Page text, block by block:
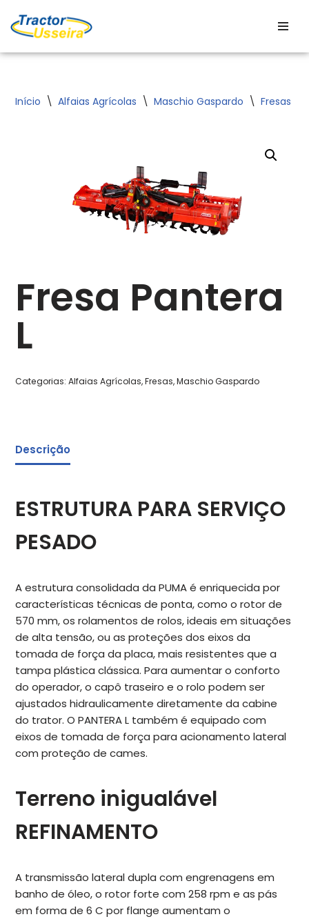
Avançar
para
Início \ Alfaias Agrícolas \ Maschio Gaspardo \ Fresas
Fresa Pantera
L
Categorias:Alfaias Agrícolas,Fresas,Maschio Gaspardo
Descrição
ESTRUTURA PARA SERVIÇO
PESADO
A estrutura consolidada da PUMA é enriquecida por
características técnicas de ponta, como o rotor de
570 mm, os rolamentos de rolos, ideais em situações
de alta tensão, ou as proteções dos eixos da
tomada de força da placa, mais resistentes que a
tampa plástica clássica. Para aumentar o conforto
do operador, o capô traseiro e o rolo podem ser
ajustados hidraulicamente diretamente da cabine
do trator. O PANTERA L também é equipado com
eixos de tomada de força para acionamento lateral
com proteção de cames.
Terreno inigualável
REFINAMENTO
A transmissão lateral dupla com engrenagens em
banho de óleo, o rotor forte com 258 rpm e as pás
em forma de 6 C por flange aumentam o